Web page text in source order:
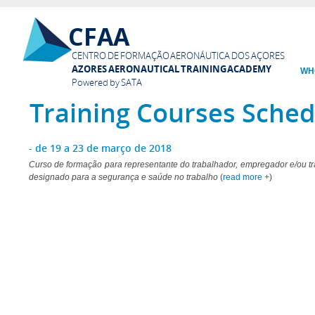
CFAA
CENTRO DE FORMAÇÃO AERONÁUTICA DOS AÇORES
AZORES AERONAUTICAL TRAINING ACADEMY
Powered by SATA
Training Courses
- de 19 a 23 de março de 2018
Curso de formação para representante do trabalhador, empregador e/ou
designado para a segurança e saúde no trabalho (read more +)